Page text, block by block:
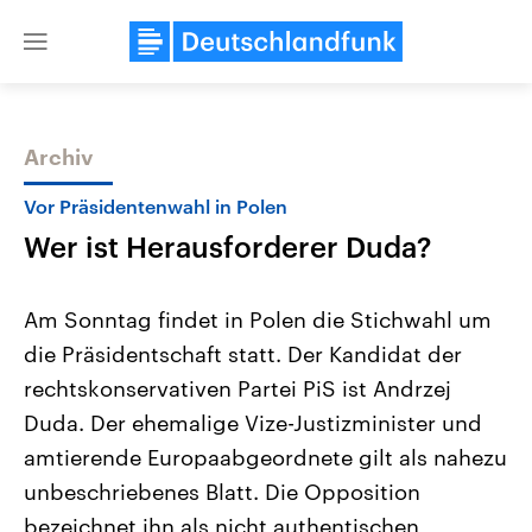
Close
Themen
Landtagswahl Sachsen-Anhalt
2026
Alle Informationen
Sachsen-Anhalt wählt am 6.
September 2026 einen neuen
Bundesland von einer Koalition aus
USA
Aktuelle Beiträge,
Hintergründe
Wirtschaftlich und
gehören die Vereinigten
den mächtigsten Ländern
mit großem Einfluss auf
Archiv
Vor Präsidentenwahl in Polen
Wer ist Herausforderer Duda?
Am Sonntag findet in Polen die Stichwahl um
die Präsidentschaft statt. Der Kandidat der
rechtskonservativen Partei PiS ist Andrzej
Duda. Der ehemalige Vize-Justizminister und
amtierende Europaabgeordnete gilt als nahezu
unbeschriebenes Blatt. Die Opposition
bezeichnet ihn als nicht authentischen